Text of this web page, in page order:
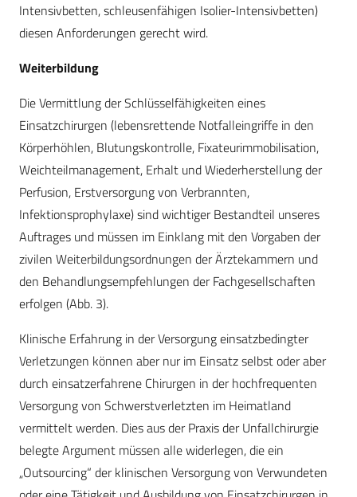
Intensivbetten, schleusenfähigen Isolier-Intensivbetten)
diesen Anforderungen gerecht wird.
Weiterbildung
Die Vermittlung der Schlüsselfähigkeiten eines
Einsatzchirurgen (lebensrettende Notfalleingriffe in den
Körperhöhlen, Blutungskontrolle, Fixateurimmobilisation,
Weichteilmanagement, Erhalt und Wiederherstellung der
Perfusion, Erstversorgung von Verbrannten,
Infektionsprophylaxe) sind wichtiger Bestandteil unseres
Auftrages und müssen im Einklang mit den Vorgaben der
zivilen Weiterbildungsordnungen der Ärztekammern und
den Behandlungsempfehlungen der Fachgesellschaften
erfolgen (Abb. 3).
Klinische Erfahrung in der Versorgung einsatzbedingter
Verletzungen können aber nur im Einsatz selbst oder aber
durch einsatzerfahrene Chirurgen in der hochfrequenten
Versorgung von Schwerstverletzten im Heimatland
vermittelt werden. Dies aus der Praxis der Unfallchirurgie
belegte Argument müssen alle widerlegen, die ein
„Outsourcing“ der klinischen Versorgung von Verwundeten